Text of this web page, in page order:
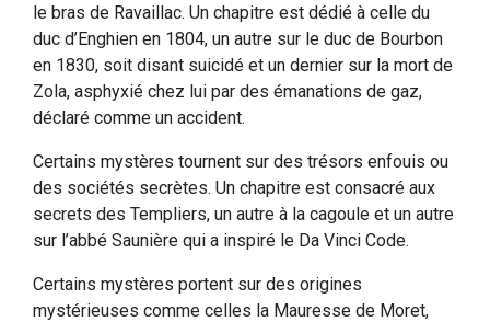
le bras de Ravaillac. Un chapitre est dédié à celle du
duc d’Enghien en 1804, un autre sur le duc de Bourbon
en 1830, soit disant suicidé et un dernier sur la mort de
Zola, asphyxié chez lui par des émanations de gaz,
déclaré comme un accident.
Certains mystères tournent sur des trésors enfouis ou
des sociétés secrètes. Un chapitre est consacré aux
secrets des Templiers, un autre à la cagoule et un autre
sur l’abbé Saunière qui a inspiré le Da Vinci Code.
Certains mystères portent sur des origines
mystérieuses comme celles la Mauresse de Moret,